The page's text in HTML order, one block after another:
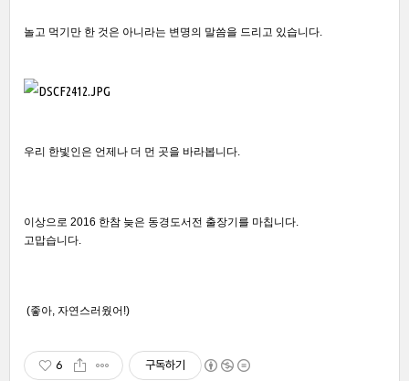
놀고 먹기만 한 것은 아니라는 변명의 말씀을 드리고 있습니다.
우리 한빛인은 언제나 더 먼 곳을 바라봅니다.
이상으로 2016 한참 늦은 동경도서전 출장기를 마칩니다.
고맙습니다.
(좋아, 자연스러웠어!)
6 구독하기